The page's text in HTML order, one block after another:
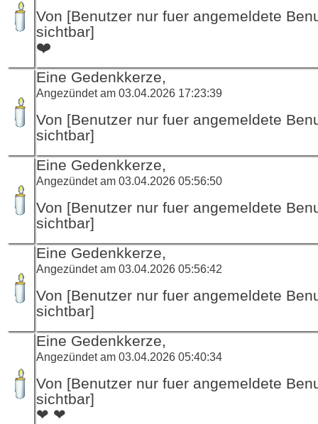
Von [Benutzer nur fuer angemeldete
sichtbar]
❤️
Eine Gedenkkerze,
Angezündet am 03.04.2026 17:23:39
Von [Benutzer nur fuer angemeldete
sichtbar]
Eine Gedenkkerze,
Angezündet am 03.04.2026 05:56:50
Von [Benutzer nur fuer angemeldete
sichtbar]
Eine Gedenkkerze,
Angezündet am 03.04.2026 05:56:42
Von [Benutzer nur fuer angemeldete
sichtbar]
Eine Gedenkkerze,
Angezündet am 03.04.2026 05:40:34
Von [Benutzer nur fuer angemeldete
sichtbar]
❤ ❤